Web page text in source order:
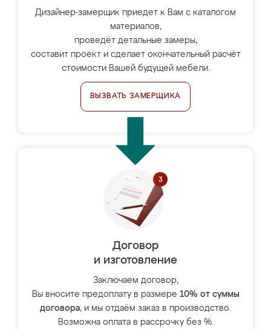
Дизайнер-замерщик приедет к Вам с каталогом
материалов,
проведёт детальные замеры,
составит проект и сделает окончательный расчёт
стоимости Вашей будущей мебели.
ВЫЗВАТЬ ЗАМЕРЩИКА
Договор
и изготовление
Заключаем договор,
Вы вносите предоплату в размере 10% от суммы
договора, и мы отдаём заказ в производство.
Возможна оплата в рассрочку без %.